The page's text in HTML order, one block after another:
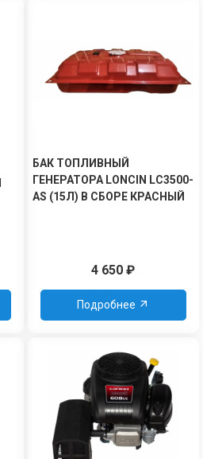
БАК ТОПЛИВНЫЙ
ГЕНЕРАТОРА LONCIN LC3500-
AS (15Л) В СБОРЕ КРАСНЫЙ
4 650 ₽
Подробнее